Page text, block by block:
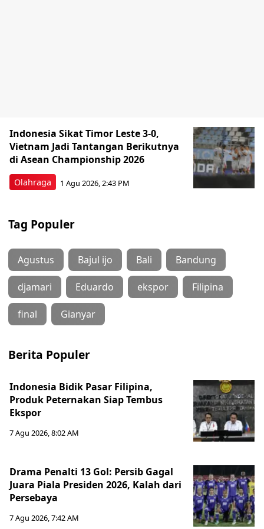
Olahraga
Indonesia Sikat Timor Leste 3-0,
Vietnam Jadi Tantangan Berikutnya
di Asean Championship 2026
1 Agu 2026, 2:43 PM
Tag Populer
Agustus Bajul ijo Bali Bandung
djamari Eduardo ekspor Filipina
final Gianyar
Berita Populer
Indonesia Bidik Pasar Filipina,
Produk Peternakan Siap Tembus
Ekspor
7 Agu 2026, 8:02 AM
Drama Penalti 13 Gol: Persib Gagal
Juara Piala Presiden 2026, Kalah dari
Persebaya
7 Agu 2026, 7:42 AM